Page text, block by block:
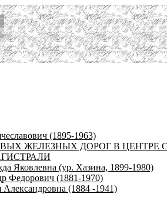
(1895-1963)
ЖЕЛЕЗНЫХ ДОРОГ В ЦЕНТРЕ
Яковлевна (ур. Хазина, 1899-1980)
Федорович (1881-1970)
(1884 -1941)